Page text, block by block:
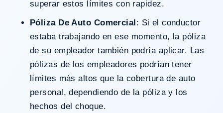
superar estos límites con rapidez.
Póliza De Auto Comercial: Si el conductor
estaba trabajando en ese momento, la póliza
de su empleador también podría aplicar. Las
pólizas de los empleadores podrían tener
límites más altos que la cobertura de auto
personal, dependiendo de la póliza y los
hechos del choque.